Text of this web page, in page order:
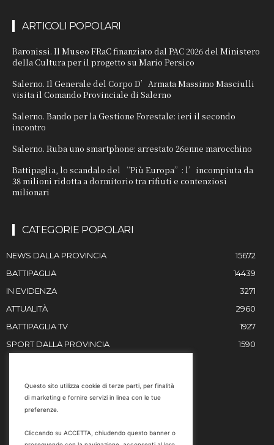
ARTICOLI POPOLARI
Baronissi. Il Museo FRaC finanziato dal PAC 2026 del Ministero
della Cultura per il progetto su Mario Persico
Salerno. Il Generale del Corpo D’Armata Massimo Masciulli
visita il Comando Provinciale di Salerno
Salerno. Bando per la Gestione Forestale: ieri il secondo
incontro
Salerno. Ruba uno smartphone: arrestato 26enne marocchino
Battipaglia, lo scandalo del “Più Europa”: l’incompiuta da
38 milioni ridotta a dormitorio tra rifiuti e contenziosi
milionari
CATEGORIE POPOLARI
NEWS DALLA PROVINCIA
15672
BATTIPAGLIA
14439
IN EVIDENZA
3271
ATTUALITÀ
2960
BATTIPAGLIA TV
1927
SPORT DALLA PROVINCIA
1590
Email
marketing@battipaglia1929.it
Questo sito utilizza cookie di terze parti, per finalità
di marketing e fornire servizi in linea con le tue
preferenze.
Cliccando su ACCETTA, chiudendo questo banner o